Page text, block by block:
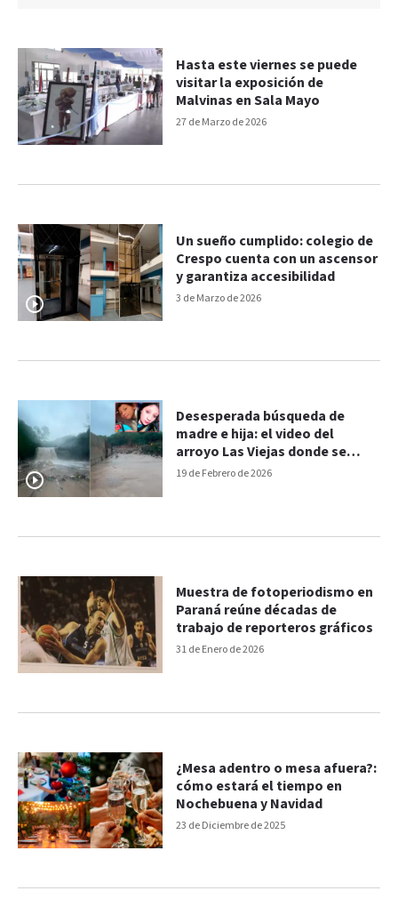
27 de Marzo de 2026
Hasta este viernes se puede
visitar la exposición de
Malvinas en Sala Mayo
3 de Marzo de 2026
Un sueño cumplido: colegio de
Crespo cuenta con un ascensor
y garantiza accesibilidad
19 de Febrero de 2026
Desesperada búsqueda de
madre e hija: el video del
arroyo Las Viejas donde se
concentra el operativo
31 de Enero de 2026
Muestra de fotoperiodismo en
Paraná reúne décadas de
trabajo de reporteros gráficos
23 de Diciembre de 2025
¿Mesa adentro o mesa afuera?:
cómo estará el tiempo en
Nochebuena y Navidad